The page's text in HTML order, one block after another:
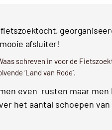
afsluiter!
schreven in voor de
‘Land van Rode’.
even rusten maar
het aantal schoepen